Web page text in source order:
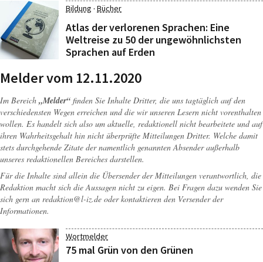
Bildung · Bücher
Atlas der verlorenen Sprachen: Eine
Weltreise zu 50 der ungewöhnlichsten
Sprachen auf Erden
Melder vom 12.11.2020
Im Bereich „Melder“ finden Sie Inhalte Dritter, die uns tagtäglich auf den
verschiedensten Wegen erreichen und die wir unseren Lesern nicht vorenthalten
wollen. Es handelt sich also um aktuelle, redaktionell nicht bearbeitete und auf
ihren Wahrheitsgehalt hin nicht überprüfte Mitteilungen Dritter. Welche damit
stets durchgehende Zitate der namentlich genannten Absender außerhalb
unseres redaktionellen Bereiches darstellen.
Für die Inhalte sind allein die Übersender der Mitteilungen verantwortlich, die
Redaktion macht sich die Aussagen nicht zu eigen. Bei Fragen dazu wenden Sie
sich gern an redaktion@l-iz.de oder kontaktieren den Versender der
Informationen.
Wortmelder
75 mal Grün von den Grünen